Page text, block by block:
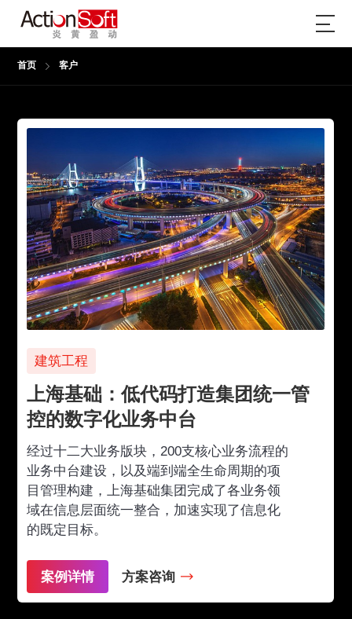
首页 客户
建筑工程
上海基础：低代码打造集团统一管
控的数字化业务中台
经过十二大业务版块，200支核心业务流程的
业务中台建设，以及端到端全生命周期的项
目管理构建，上海基础集团完成了各业务领
域在信息层面统一整合，加速实现了信息化
的既定目标。
案例详情 方案咨询